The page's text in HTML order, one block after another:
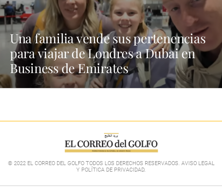
Una familia vende sus pertenencias
para viajar de Londres a Dubai en
Business de Emirates
© 2022 EL CORREO DEL GOLFO TODOS LOS DERECHOS RESERVADOS. AVISO LEGAL
Y POLÍTICA DE PRIVACIDAD.